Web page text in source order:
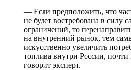
— Если предположить, что
не будет востребована в силу
ограничений, то
на внутренний рынок, тем
искусственно увеличить
топлива внутри России,
говорит эксперт.